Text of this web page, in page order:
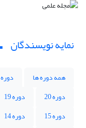
نمایه نویسندگان
همه دوره ها دوره 23
دوره 20
دوره 19
دوره 15
دوره 14